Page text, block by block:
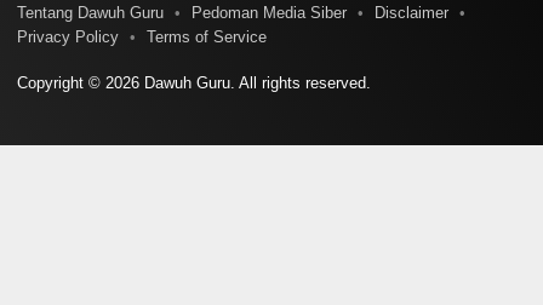
Tentang Dawuh Guru
Pedoman Media Siber
Disclaimer
Privacy Policy
Terms of Service
Copyright © 2026 Dawuh Guru. All rights reserved.